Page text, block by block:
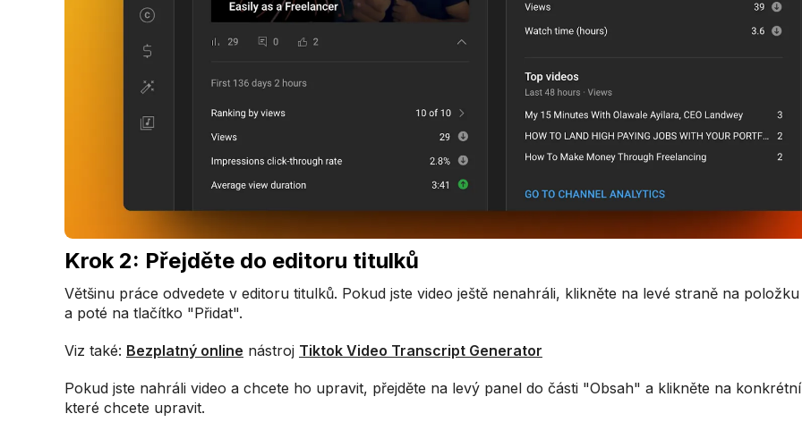
Krok 2: Přejděte do editoru titulků
Většinu práce odvedete v editoru titulků. Pokud jste video ještě nenahráli, klikněte na levé straně na
a poté na tlačítko "Přidat".
Viz také: Bezplatný online nástroj Tiktok Video Transcript Generator
Pokud jste nahráli video a chcete ho upravit, přejděte na levý panel do části "Obsah" a klikněte na
které chcete upravit.